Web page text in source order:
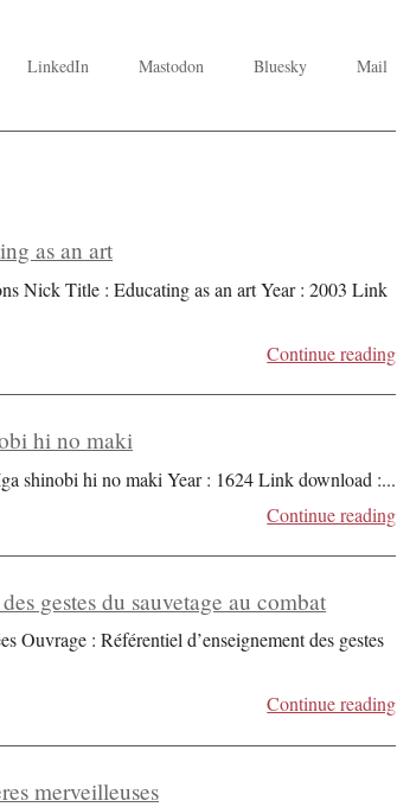
LinkedIn Mastodon Bluesky Mail
as an art
Nick Title : Educating as an art Year : 2003 Link
Continue reading
hi no maki
shinobi hi no maki Year : 1624 Link download :...
Continue reading
gestes du sauvetage au combat
Ouvrage : Référentiel d’enseignement des gestes
Continue reading
merveilleuses